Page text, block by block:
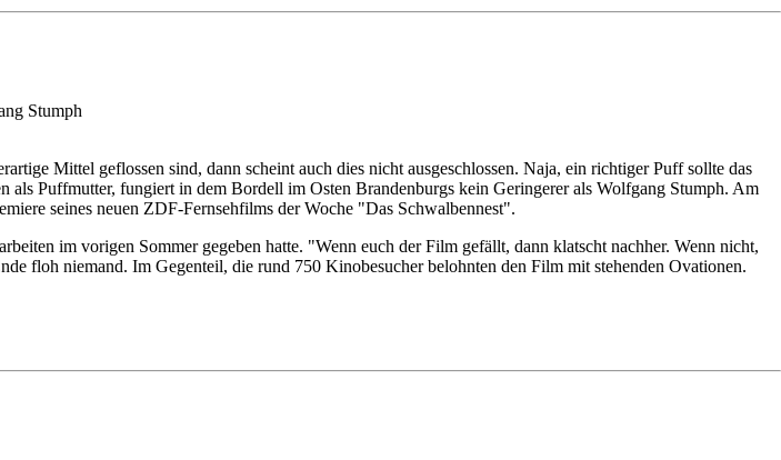
Stumph
Mittel geflossen sind, dann scheint auch dies nicht ausgeschlossen. Naja, ein richtiger Puff sollte das
Puffmutter, fungiert in dem Bordell im Osten Brandenburgs kein Geringerer als Wolfgang Stumph. Am
seines neuen ZDF-Fernsehfilms der Woche "Das Schwalbennest".
im vorigen Sommer gegeben hatte. "Wenn euch der Film gefällt, dann klatscht nachher. Wenn nicht,
floh niemand. Im Gegenteil, die rund 750 Kinobesucher belohnten den Film mit stehenden Ovationen.